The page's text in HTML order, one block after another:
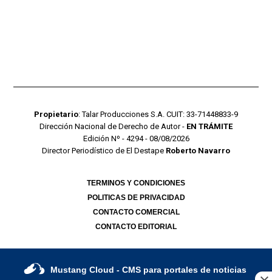
Propietario: Talar Producciones S.A. CUIT: 33-71448833-9
Dirección Nacional de Derecho de Autor - EN TRÁMITE
Edición Nº - 4294 - 08/08/2026
Director Periodístico de El Destape Roberto Navarro
TERMINOS Y CONDICIONES
POLITICAS DE PRIVACIDAD
CONTACTO COMERCIAL
CONTACTO EDITORIAL
Mustang Cloud - CMS para portales de noticias